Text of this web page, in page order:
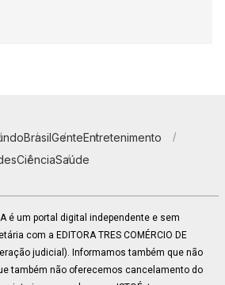
BrasilGenteEntretenimento
CiênciaSaúde
é um portal digital independente e sem
com a EDITORA TRES COMÉRCIO DE
judicial). Informamos também que não
também não oferecemos cancelamento do